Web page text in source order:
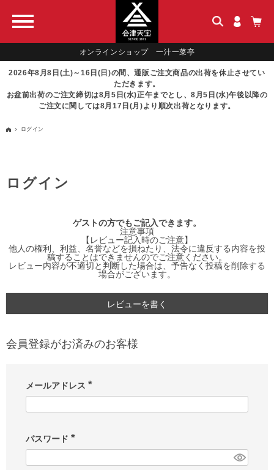
オンラインショップ 一汁一菜亭
2026年8月8日(土)～16日(日)の間、通販ご注文商品の出荷を休止させてい
ただきます。
お盆前出荷のご注文締切は8月5日(水)正午までとし、8月5日(水)午後以降の
ご注文に関しては8月17日(月)より順次出荷となります。
ログイン
ログイン
ゲストの方でもご記入できます。
注意事項
【レビュー記入時のご注意】
他人の権利、利益、名誉などを損ねたり、法令に違反する内容を投
稿することはできませんのでご注意ください。
レビュー内容が不適切と判断した場合は、予告なく投稿を削除する
場合がございます。
レビューを書く
会員登録がお済みのお客様
メールアドレス
(
須
パスワード
(
須